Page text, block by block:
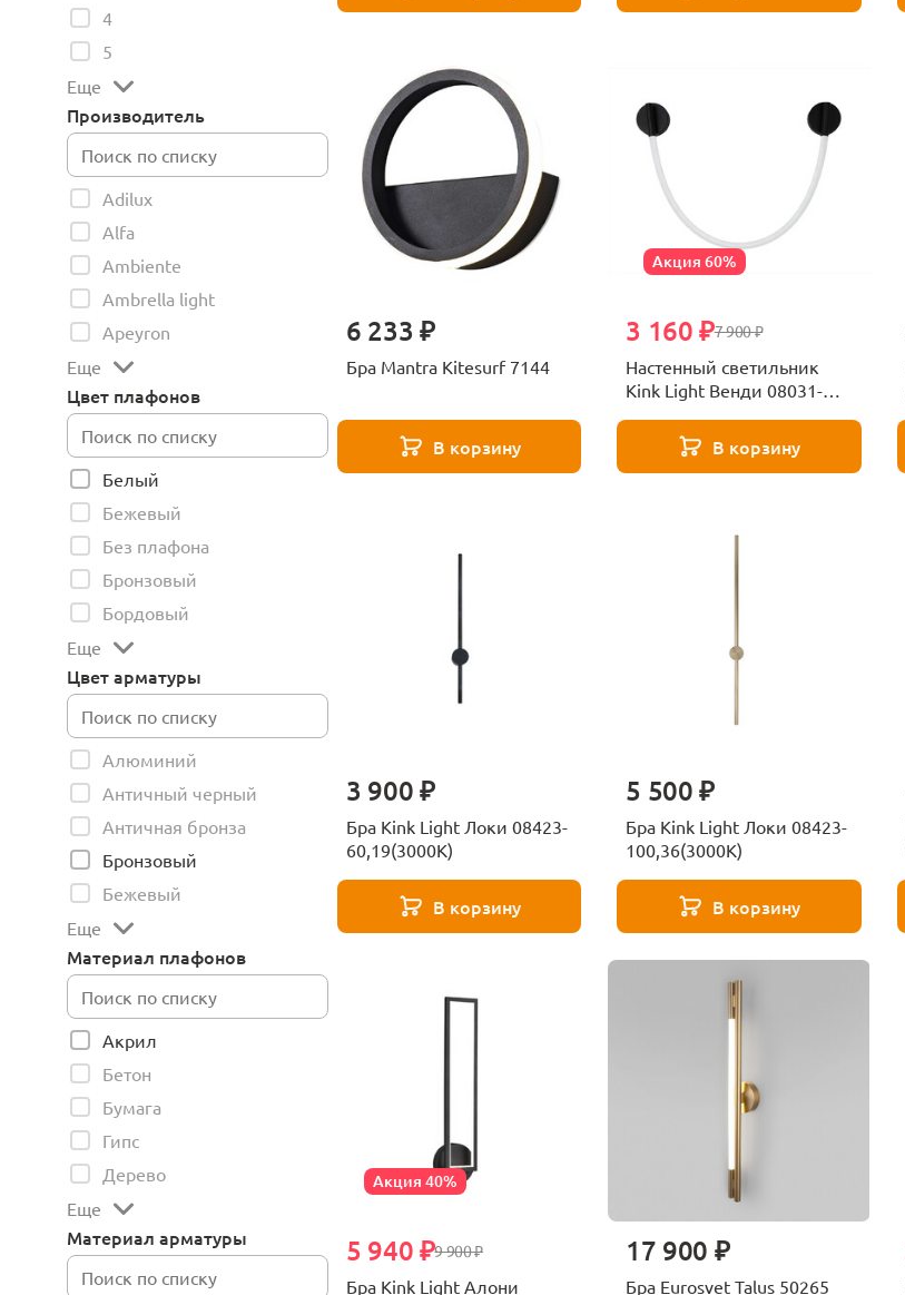
4
5
Еще
Производитель
Adilux
Alfa
Ambiente
Ambrella light
Apeyron
Еще
Цвет плафонов
Белый
Бежевый
Без плафона
Бронзовый
Бордовый
Еще
Цвет арматуры
Алюминий
Античный черный
Античная бронза
Бронзовый
Бежевый
Еще
Материал плафонов
Акрил
Бетон
Бумага
Гипс
Дерево
Еще
Материал арматуры
6 233 ₽
Бра Mantra Kitesurf 7144
В корзину
Акция 60%
7 900 ₽
3 160 ₽
Настенный светильник
Kink Light Венди 08031-
В корзину
3 900 ₽
Бра Kink Light Локи 08423-
60,19(3000K)
В корзину
5 500 ₽
Бра Kink Light Локи 08423-
100,36(3000K)
В корзину
Акция 40%
9 900 ₽
5 940 ₽
Бра Kink Light Алони
17 900 ₽
Бра Eurosvet Talus 50265